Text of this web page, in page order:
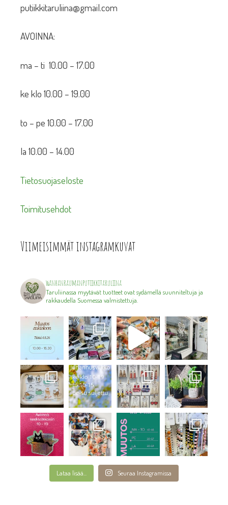
putiikkitaruliina@gmail.com
AVOINNA:
ma – ti 10.00 – 17.00
ke klo 10.00 – 19.00
to – pe 10.00 – 17.00
la 10.00 – 14.00
Tietosuojaseloste
Toimitusehdot
Viimeisimmät instagramkuvat
wanhanraumanputiikkitaruliina
Taruliinassa myytävät tuotteet ovat sydämellä suunniteltuja ja
rakkaudella Suomessa valmistettuja.
Lataa lisää... Seuraa Instagramissa